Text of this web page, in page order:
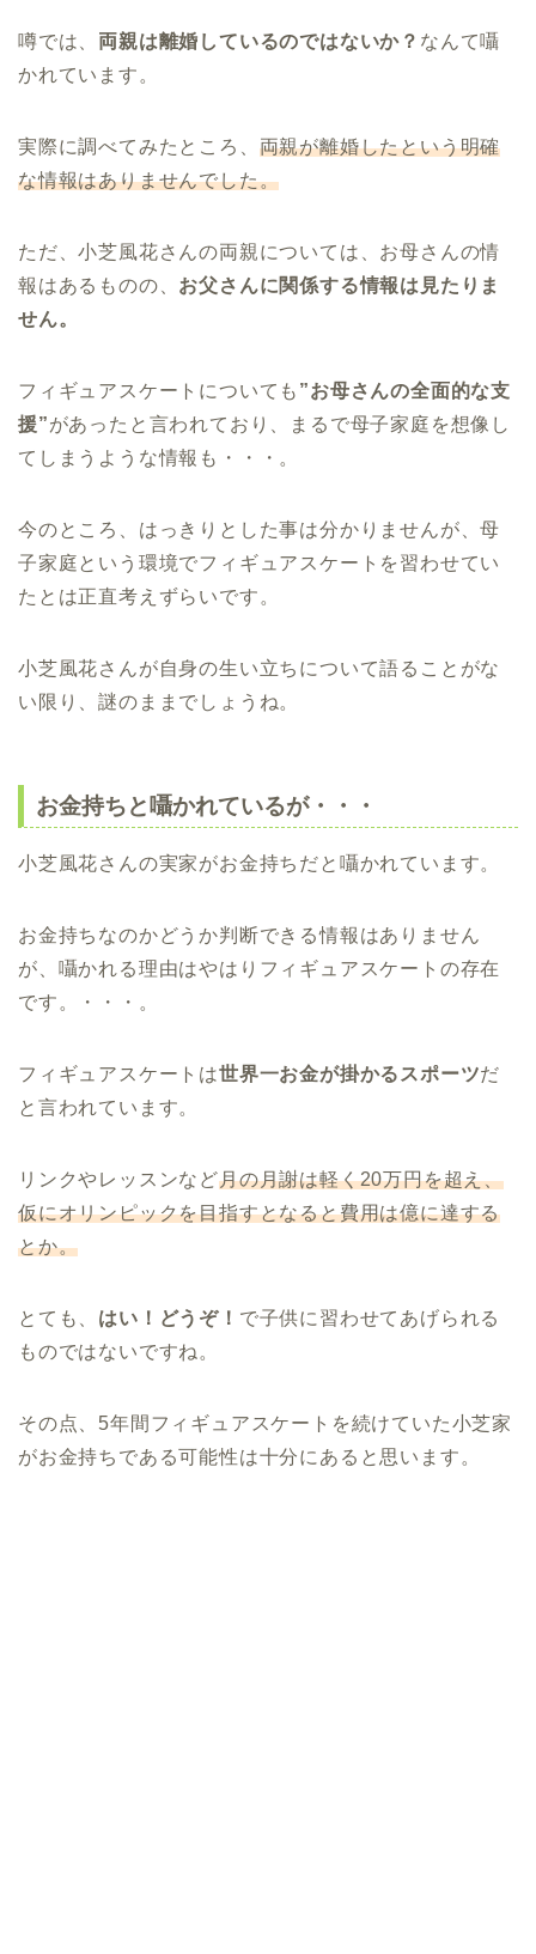
噂では、 両親は離婚しているのではないか？ なんて囁
かれています。
実際に調べてみたところ、 両親が離婚したという明確
な情報はありませんでした。
ただ、小芝風花さんの両親については、お母さんの情
報はあるものの、 お父さんに関係する情報は見たりま
せん。
フィギュアスケートについても ”お母さんの全面的な支
援”があったと言われており、まるで母子家庭を想像し
てしまうような情報も・・・。
今のところ、はっきりとした事は分かりませんが、母
子家庭という環境でフィギュアスケートを習わせてい
たとは正直考えずらいです。
小芝風花さんが自身の生い立ちについて語ることがな
い限り、謎のままでしょうね。
お金持ちと囁かれているが・・・
小芝風花さんの実家がお金持ちだと囁かれています。
お金持ちなのかどうか判断できる情報はありません
が、囁かれる理由はやはりフィギュアスケートの存在
です。・・・。
フィギュアスケートは世界一お金が掛かるスポーツだ
と言われています。
リンクやレッスンなど月の月謝は軽く20万円を超え、
仮にオリンピックを目指すとなると費用は億に達する
とか。
とても、 はい！どうぞ！ で子供に習わせてあげられる
ものではないですね。
その点、5年間フィギュアスケートを続けていた小芝家
がお金持ちである可能性は十分にあると思います。